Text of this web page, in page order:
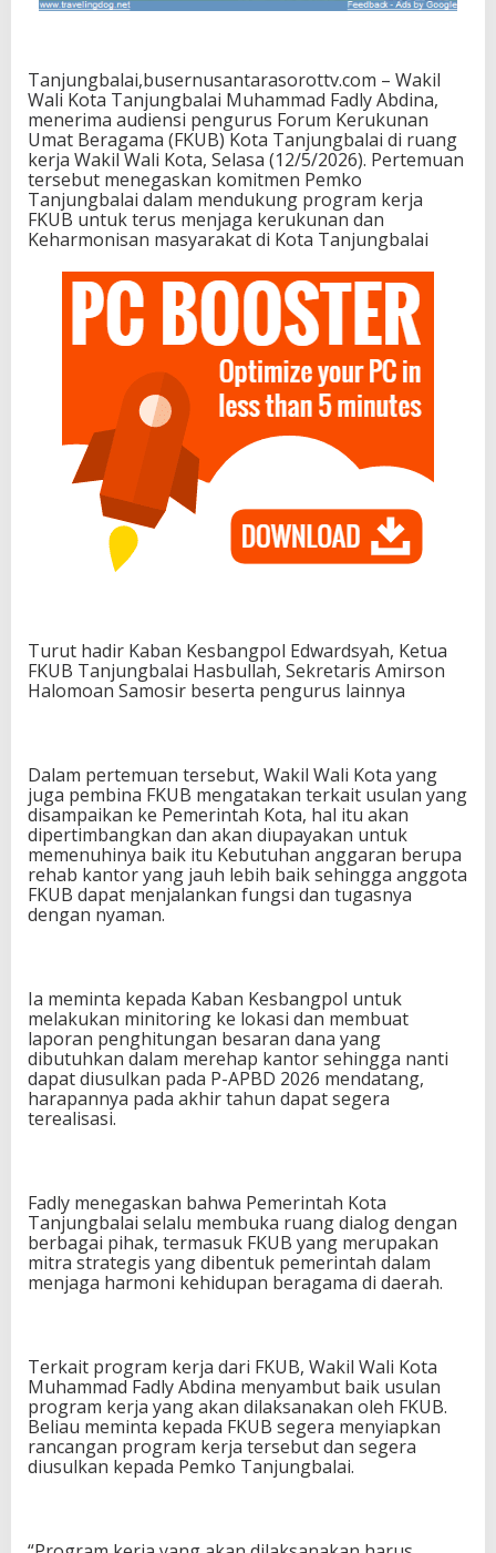
Tanjungbalai,busernusantarasorottv.com – Wakil
Wali Kota Tanjungbalai Muhammad Fadly Abdina,
menerima audiensi pengurus Forum Kerukunan
Umat Beragama (FKUB) Kota Tanjungbalai di ruang
kerja Wakil Wali Kota, Selasa (12/5/2026). Pertemuan
tersebut menegaskan komitmen Pemko
Tanjungbalai dalam mendukung program kerja
FKUB untuk terus menjaga kerukunan dan
Keharmonisan masyarakat di Kota Tanjungbalai
Turut hadir Kaban Kesbangpol Edwardsyah, Ketua
FKUB Tanjungbalai Hasbullah, Sekretaris Amirson
Halomoan Samosir beserta pengurus lainnya
Dalam pertemuan tersebut, Wakil Wali Kota yang
juga pembina FKUB mengatakan terkait usulan yang
disampaikan ke Pemerintah Kota, hal itu akan
dipertimbangkan dan akan diupayakan untuk
memenuhinya baik itu Kebutuhan anggaran berupa
rehab kantor yang jauh lebih baik sehingga anggota
FKUB dapat menjalankan fungsi dan tugasnya
dengan nyaman.
Ia meminta kepada Kaban Kesbangpol untuk
melakukan minitoring ke lokasi dan membuat
laporan penghitungan besaran dana yang
dibutuhkan dalam merehap kantor sehingga nanti
dapat diusulkan pada P-APBD 2026 mendatang,
harapannya pada akhir tahun dapat segera
terealisasi.
Fadly menegaskan bahwa Pemerintah Kota
Tanjungbalai selalu membuka ruang dialog dengan
berbagai pihak, termasuk FKUB yang merupakan
mitra strategis yang dibentuk pemerintah dalam
menjaga harmoni kehidupan beragama di daerah.
Terkait program kerja dari FKUB, Wakil Wali Kota
Muhammad Fadly Abdina menyambut baik usulan
program kerja yang akan dilaksanakan oleh FKUB.
Beliau meminta kepada FKUB segera menyiapkan
rancangan program kerja tersebut dan segera
diusulkan kepada Pemko Tanjungbalai.